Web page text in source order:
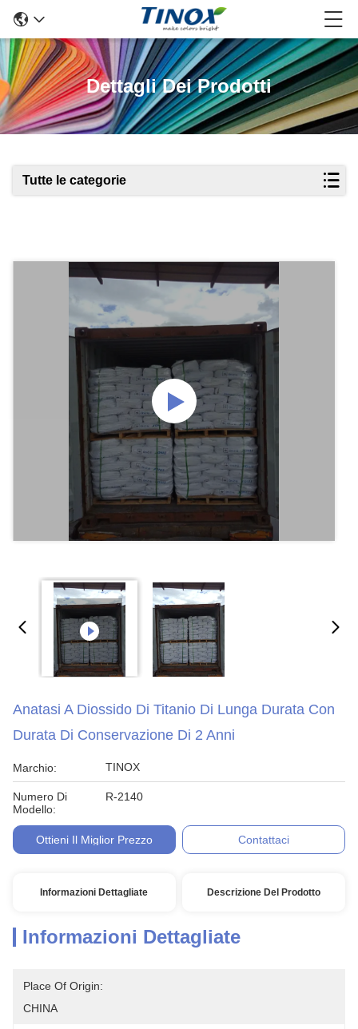
Dettagli Dei Prodotti
Tutte le categorie
Anatasi A Diossido Di Titanio Di Lunga Durata Con
Durata Di Conservazione Di 2 Anni
Marchio: TINOX
Numero Di
Modello:
R-2140
Ottieni Il Miglior Prezzo Contattaci
Informazioni Dettagliate Descrizione Del Prodotto
Informazioni Dettagliate
Place Of Origin:
CHINA